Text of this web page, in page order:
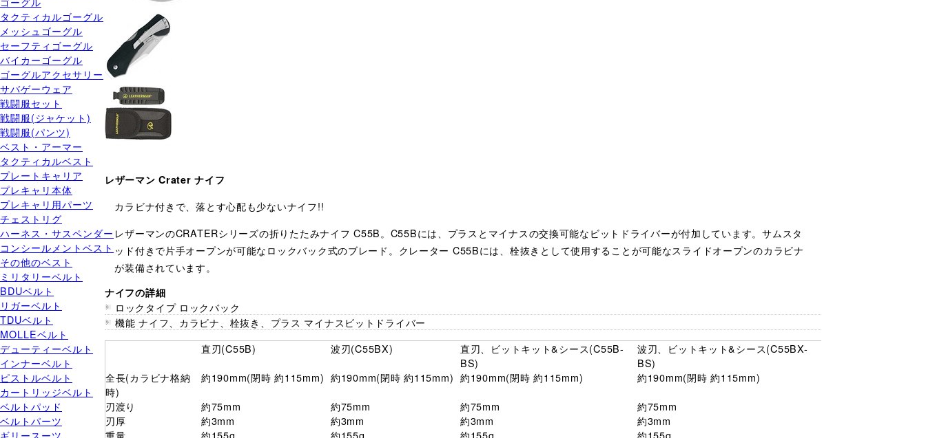
タクティカルゴーグル
メッシュゴーグル
セーフティゴーグル
バイカーゴーグル
ゴーグルアクセサリー
サバゲーウェア
戦闘服セット
戦闘服(ジャケット)
戦闘服(パンツ)
ベスト・アーマー
タクティカルベスト
プレートキャリア
プレキャリ本体
プレキャリ用パーツ
チェストリグ
ハーネス・サスペンダー
コンシールメントベスト
その他のベスト
ミリタリーベルト
BDUベルト
リガーベルト
TDUベルト
MOLLEベルト
デューティーベルト
インナーベルト
ピストルベルト
カートリッジベルト
ベルトパッド
ベルトパーツ
ギリースーツ
レザーマン Crater ナイフ
カラビナ付きで、落とす心配も少ないナイフ!!
レザーマンのCRATERシリーズの折りたたみナイフ C55B。C55Bには、プラスとマイナスの交換可能なビットドライバーが付加しています。サムスタ
ッド付きで片手オープンが可能なロックバック式のブレード。クレーター C55Bには、栓抜きとして使用することが可能なスライドオープンのカラビナ
が装備されています。
ナイフの詳細
ロックタイプ ロックバック
機能 ナイフ、カラビナ、栓抜き、プラス マイナスビットドライバー
直刃(C55B)
波刃(C55BX)
直刃、ビットキット&シース(C55B-
BS)
波刃、ビットキット&シース(C55BX-
BS)
全長(カラビナ格納
時)
約190mm(閉時 約115mm) 約190mm(閉時 約115mm) 約190mm(閉時 約115mm)
約190mm(閉時 約115mm)
刃渡り
約75mm 約75mm 約75mm
約75mm
刃厚
約3mm 約3mm 約3mm
約3mm